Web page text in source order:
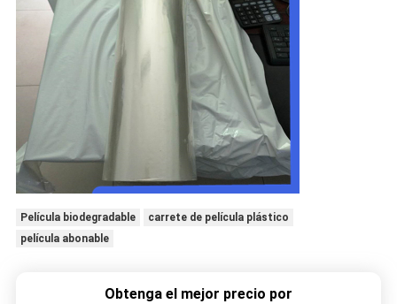
Película biodegradable
carrete de película plástico
película abonable
Obtenga el mejor precio por